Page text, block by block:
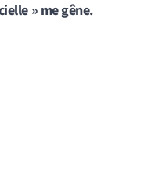
» me gêne.